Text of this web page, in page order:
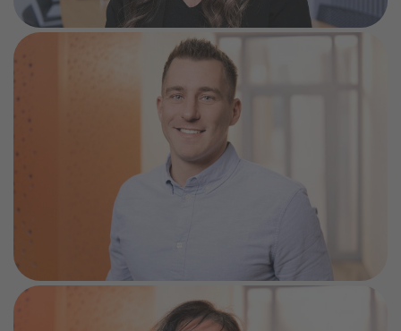
Thorben leitet das Team Energiedienstleistungen im
„Ich arbeite sehr gerne bei der STAWAG, weil ich hier
jeden Tag erlebe, wie unsere Energiedienstleistungen
einen echten Beitrag zur Energiewende leisten. Es
motiviert mich, gemeinsam mit meinem Team
Lösungen zu entwickeln, die unsere Region
nachhaltiger und zukunftsfähiger machen. Die
Aufgaben sind spannend, innovativ und sinnstiftend.
Für mich ist es ein Privileg, Teil eines Unternehmens
zu sein, das Klimaschutz, Verlässlichkeit und
regionale Nähe so überzeugend miteinander
Ursula ist Mitarbeiterin im Facility Management: